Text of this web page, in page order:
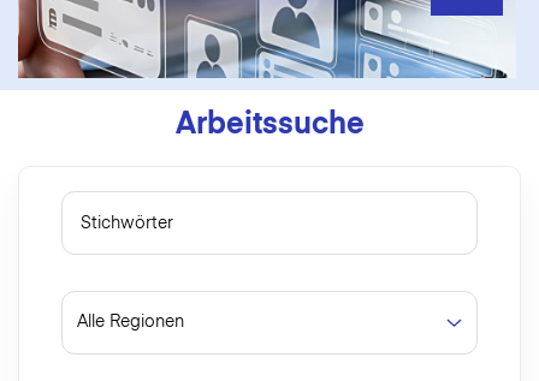
Arbeitssuche